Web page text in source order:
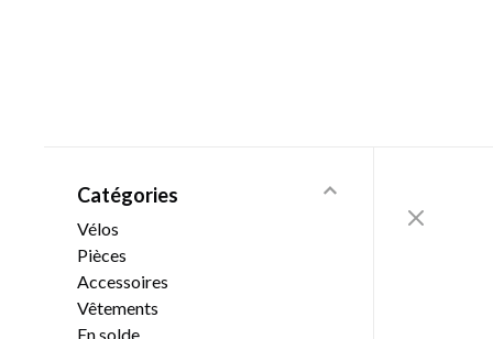
Catégories
Vélos
Pièces
Accessoires
Vêtements
En solde